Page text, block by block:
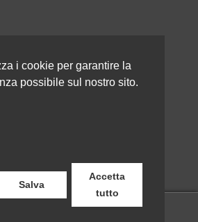
i cookie per garantire la
possibile sul nostro sito.
Salva
Accetta
tutto